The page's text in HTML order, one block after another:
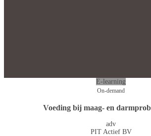
E-learning
On-demand
Voeding bij maag- en
adv
PIT Actief BV